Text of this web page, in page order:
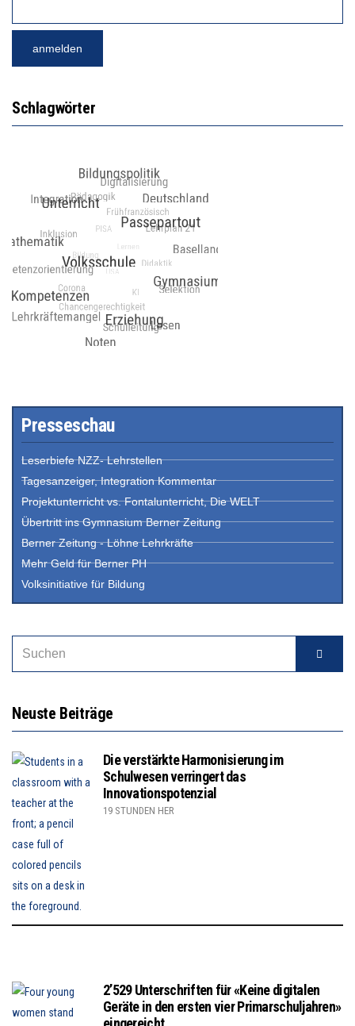
Schlagwörter
Presseschau
Leserbiefe NZZ- Lehrstellen
Tagesanzeiger, Integration Kommentar
Projektunterricht vs. Fontalunterricht, Die WELT
Übertritt ins Gymnasium Berner Zeitung
Berner Zeitung - Löhne Lehrkräfte
Mehr Geld für Berner PH
Volksinitiative für Bildung
Neuste Beiträge
Die verstärkte Harmonisierung im
Schulwesen verringert das
Innovationspotenzial
19 STUNDEN HER
2’529 Unterschriften für «Keine digitalen
Geräte in den ersten vier Primarschuljahren»